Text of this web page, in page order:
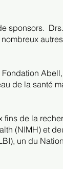
sponsors.
Fondation
de la santé
fins de la
(NIMH) et
un du